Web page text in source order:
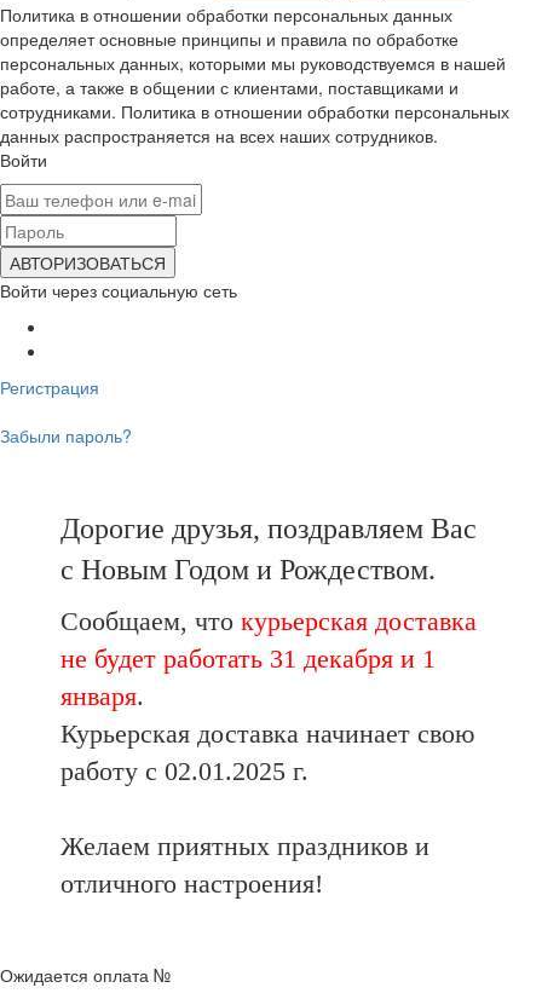
Политика в отношении обработки персональных данных
определяет основные принципы и правила по обработке
персональных данных, которыми мы руководствуемся в нашей
работе, а также в общении с клиентами, поставщиками и
сотрудниками. Политика в отношении обработки персональных
данных распространяется на всех наших сотрудников.
Войти
Войти через социальную сеть
Регистрация
Забыли пароль?
Дорогие друзья, поздравляем Вас
с Новым Годом и Рождеством.
Сообщаем, что курьерская доставка
не будет работать 31 декабря и 1
января.
Курьерская доставка начинает свою
работу с 02.01.2025 г.
Желаем приятных праздников и
отличного настроения!
Ожидается оплата №